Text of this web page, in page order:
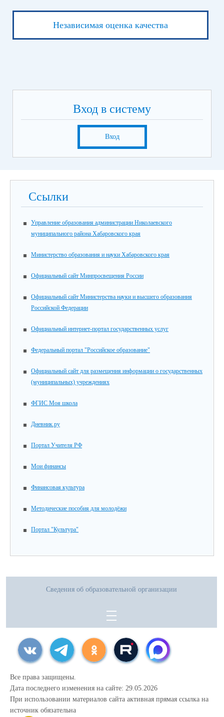
Независимая оценка качества
Вход в систему
Вход
Ссылки
Управление образования администрации Николаевского
муниципального района Хабаровского края
Министерство образования и науки Хабаровского края
Официальный сайт Минпросвещения России
Официальный сайт Министерства науки и высшего образования
Российской Федерации
Официальный интернет-портал государственных услуг
Федеральный портал "Российское образование"
Официальный сайт для размещения информации о государственных
(муниципальных) учреждениях
ФГИС Моя школа
Дневник.ру
Портал Учителя РФ
Мои финансы
Финансовая культура
Методические пособия для молодёжи
Портал "Культура"
Сведения об образовательной организации
Все права защищены.
Дата последнего изменения на сайте: 29.05.2026
При использовании материалов сайта активная прямая ссылка на
источник обязательна